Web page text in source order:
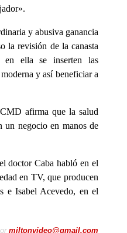
y abusiva ganancia
la revisión de la canasta
en ella se inserten las
y así beneficiar a
afirma que la salud
un negocio en manos de
doctor Caba habló en el
en TV, que producen
e Isabel Acevedo, en el
miltonvideo@gmail.com